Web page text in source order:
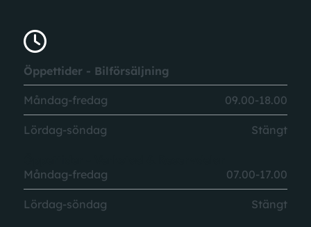
Öppettider - Bilförsäljning
Måndag-fredag 09.00-18.00
Lördag-söndag Stängt
Måndag-fredag
07.00-17.00
Lördag-söndag Stängt